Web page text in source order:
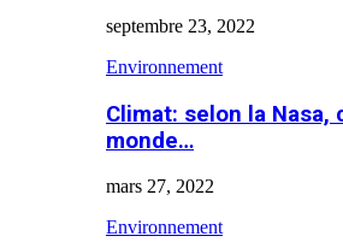
septembre 23, 2022
Environnement
Climat: selon la Nasa,
monde…
mars 27, 2022
Environnement